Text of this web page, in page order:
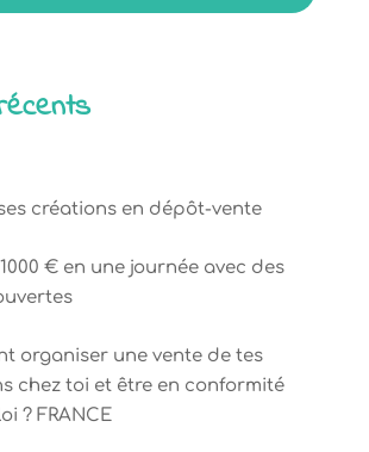
créations en dépôt-vente
€ en une journée avec des
organiser une vente de tes
chez toi et être en conformité
? FRANCE